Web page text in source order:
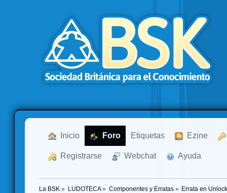
Inicio Foro Etiquetas Ezine
Registrarse Webchat Ayuda
La BSK » LUDOTECA» Componentes y Erratas» Errata en